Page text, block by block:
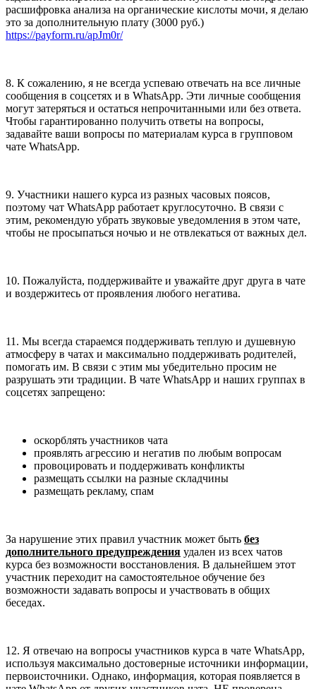
расшифровка анализа на органические кислоты мочи, я делаю
это за дополнительную плату (3000 руб.)
https://payform.ru/apJm0r/
8. К сожалению, я не всегда успеваю отвечать на все личные
сообщения в соцсетях и в WhatsApp. Эти личные сообщения
могут затеряться и остаться непрочитанными или без ответа.
Чтобы гарантированно получить ответы на вопросы,
задавайте ваши вопросы по материалам курса в групповом
чате WhatsApp.
9. Участники нашего курса из разных часовых поясов,
поэтому чат WhatsApp работает круглосуточно. В связи с
этим, рекомендую убрать звуковые уведомления в этом чате,
чтобы не просыпаться ночью и не отвлекаться от важных дел.
10. Пожалуйста, поддерживайте и уважайте друг друга в чате
и воздержитесь от проявления любого негатива.
11. Мы всегда стараемся поддерживать теплую и душевную
атмосферу в чатах и максимально поддерживать родителей,
помогать им. В связи с этим мы убедительно просим не
разрушать эти традиции. В чате WhatsApp и наших группах в
соцсетях запрещено:
оскорблять участников чата
проявлять агрессию и негатив по любым вопросам
провоцировать и поддерживать конфликты
размещать ссылки на разные складчины
размещать рекламу, спам
За нарушение этих правил участник может быть без
дополнительного предупреждения удален из всех чатов
курса без возможности восстановления. В дальнейшем этот
участник переходит на самостоятельное обучение без
возможности задавать вопросы и участвовать в общих
беседах.
12. Я отвечаю на вопросы участников курса в чате WhatsApp,
используя максимально достоверные источники информации,
первоисточники. Однако, информация, которая появляется в